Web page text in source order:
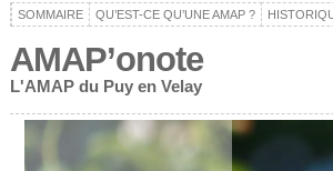
SOMMAIRE QU’EST-CE QU’UNE AMAP ?
AMAP’onote
L'AMAP du Puy en Velay